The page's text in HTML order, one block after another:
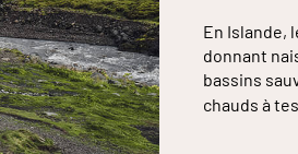
En Islande,
donnant
bassins
chauds à